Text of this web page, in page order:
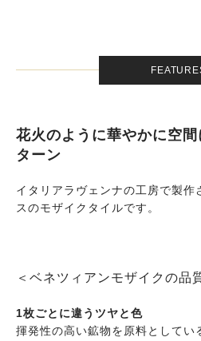
花火のように華やかに空
ターン
イタリアラヴェンナの工房で製作
スのモザイクタイルです。
＜ベネツィアンモザイクの品
1枚ごとに違うツヤと色
揮発性の高い鉱物を原料としてい